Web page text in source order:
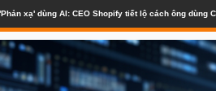
'Phản xạ' dùng AI: CEO Shopify tiết lộ cách ông dùng